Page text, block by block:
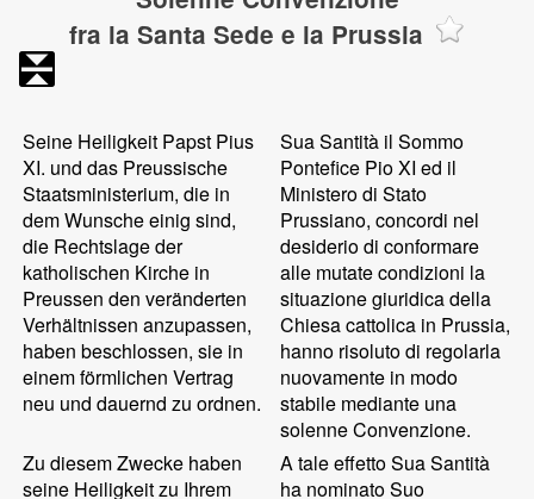
fra la Santa Sede e la Prussia
Seine Heiligkeit Papst Pius
XI. und das Preussische
Staatsministerium, die in
dem Wunsche einig sind,
die Rechtslage der
katholischen Kirche in
Preussen den veränderten
Verhältnissen anzupassen,
haben beschlossen, sie in
einem förmlichen Vertrag
neu und dauernd zu ordnen.
Sua Santità il Sommo
Pontefice Pio XI ed il
Ministero di Stato
Prussiano, concordi nel
desiderio di conformare
alle mutate condizioni la
situazione giuridica della
Chiesa cattolica in Prussia,
hanno risoluto di regolarla
nuovamente in modo
stabile mediante una
solenne Convenzione.
Zu diesem Zwecke haben
seine Heiligkeit zu Ihrem
A tale effetto Sua Santità
ha nominato Suo